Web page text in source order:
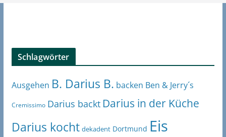
Schlagwörter
Ausgehen B. Darius B. backen Ben & Jerry´s
Cremissimo Darius backt Darius in der Küche
Darius kocht dekadent Dortmund Eis